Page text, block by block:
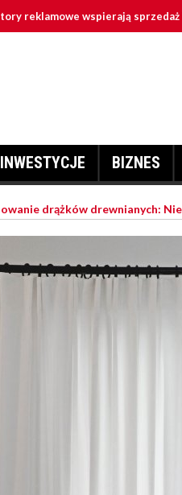
wspierają sprzedaż i
INWESTYCJE BIZNES
drążków drewnianych: